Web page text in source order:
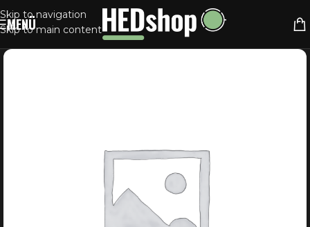
Skip to navigation
Skip to main content
MENÜ